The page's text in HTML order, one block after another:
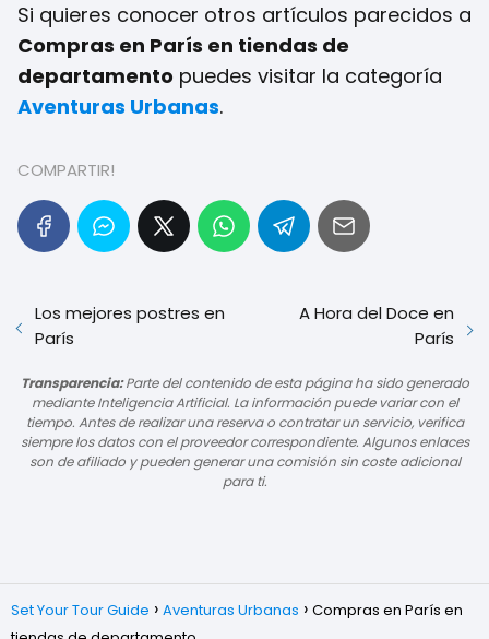
Si quieres conocer otros artículos parecidos a
Compras en París en tiendas de
departamento puedes visitar la categoría
Aventuras Urbanas.
COMPARTIR!
Los mejores postres en
París
A Hora del Doce en
París
Transparencia:Parte del contenido de esta página ha sido generado
mediante Inteligencia Artificial. La información puede variar con el
tiempo. Antes de realizar una reserva o contratar un servicio, verifica
siempre los datos con el proveedor correspondiente. Algunos enlaces
son de afiliado y pueden generar una comisión sin coste adicional
para ti.
Set Your Tour Guide Aventuras Urbanas
Compras en París en